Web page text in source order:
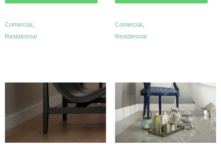
Comercial,
Residencial
Comercial,
Residencial